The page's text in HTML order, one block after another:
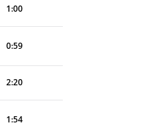
1:00
0:59
2:20
1:54